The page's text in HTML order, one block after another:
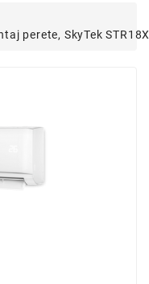
perete, SkyTek